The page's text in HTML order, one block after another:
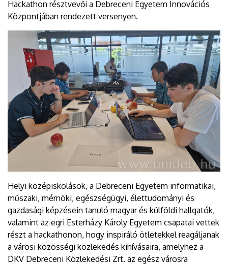
Hackathon résztvevői a Debreceni Egyetem Innovációs
Központjában rendezett versenyen.
Helyi középiskolások, a Debreceni Egyetem informatikai,
műszaki, mérnöki, egészségügyi, élettudományi és
gazdasági képzésein tanuló magyar és külföldi hallgatók,
valamint az egri Esterházy Károly Egyetem csapatai vettek
részt a hackathonon, hogy inspiráló ötletekkel reagáljanak
a városi közösségi közlekedés kihívásaira, amelyhez a
DKV Debreceni Közlekedési Zrt. az egész városra